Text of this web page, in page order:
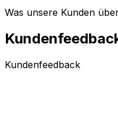
Was unsere Kunden
Kundenfeedback